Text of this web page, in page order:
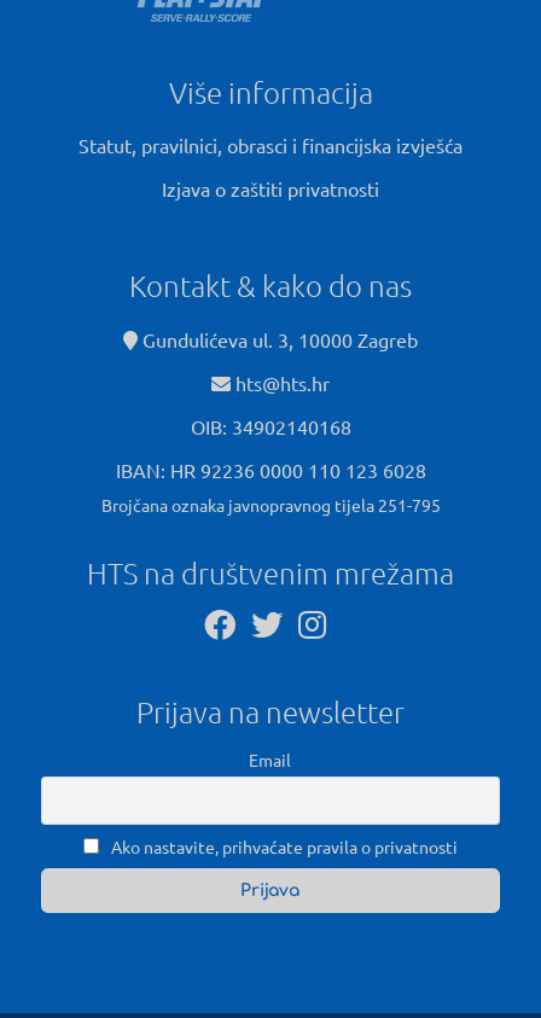
Više informacija
Statut, pravilnici, obrasci i financijska izvješća
Izjava o zaštiti privatnosti
Kontakt & kako do nas
Gundulićeva ul. 3, 10000 Zagreb
hts@hts.hr
OIB: 34902140168
IBAN: HR 92236 0000 110 123 6028
Brojčana oznaka javnopravnog tijela 251-795
HTS na društvenim mrežama
Prijava na newsletter
Email
Ako nastavite, prihvaćate pravila o privatnosti